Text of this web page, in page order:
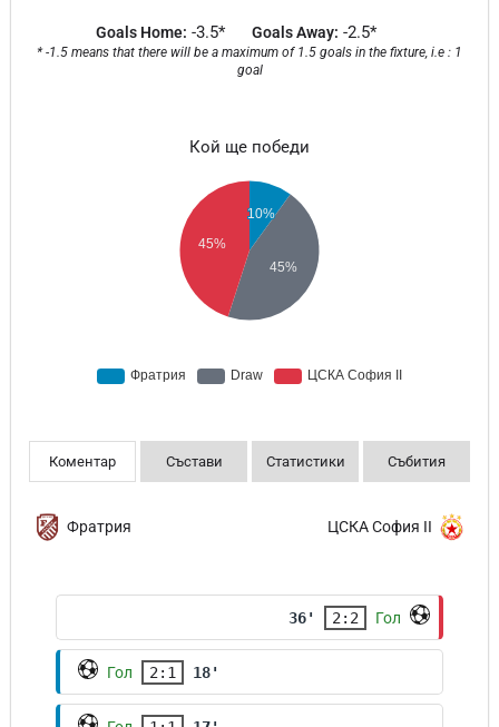
Goals Home: -3.5* Goals Away: -2.5*
* -1.5 means that there will be a maximum of 1.5 goals in the fixture, i.e : 1
goal
Кой ще победи
Коментар Състави Статистики Събития
Фратрия ЦСКА София II
36' 2:2 Гол
Гол 2:1 18'